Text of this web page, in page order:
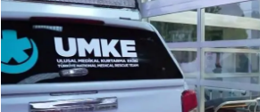
Niğde
Ordu